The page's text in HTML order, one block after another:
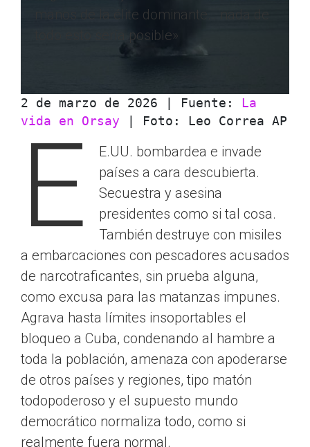
manos de la élite dominante… nada de
todo esto sería posible»
2 de marzo de 2026 | Fuente:
La
vida en Orsay | Foto: Leo Correa AP
E
E.UU. bombardea e invade
países a cara descubierta.
Secuestra y asesina
presidentes como si tal cosa.
También destruye con misiles
a embarcaciones con pescadores acusados
de narcotraficantes, sin prueba alguna,
como excusa para las matanzas impunes.
Agrava hasta límites insoportables el
bloqueo a Cuba, condenando al hambre a
toda la población, amenaza con apoderarse
de otros países y regiones, tipo matón
todopoderoso y el supuesto mundo
democrático normaliza todo, como si
realmente fuera normal.